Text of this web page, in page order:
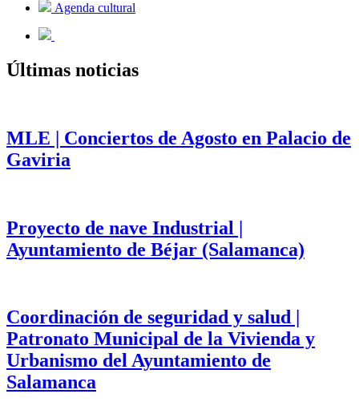
Agenda cultural
Últimas noticias
MLE | Conciertos de Agosto en Palacio de
Gaviria
Proyecto de nave Industrial |
Ayuntamiento de Béjar (Salamanca)
Coordinación de seguridad y salud |
Patronato Municipal de la Vivienda y
Urbanismo del Ayuntamiento de
Salamanca